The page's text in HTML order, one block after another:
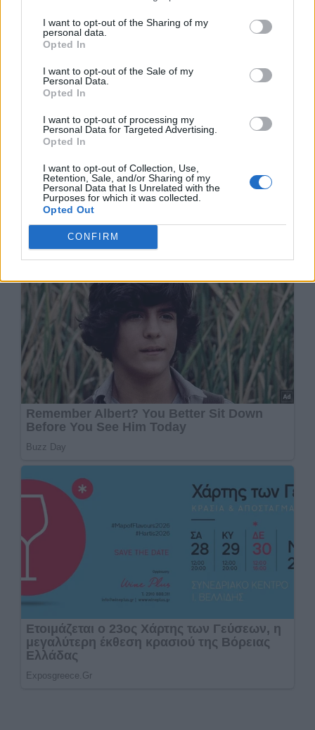
I want to opt-out of the Sharing of my
personal data.
Opted In
I want to opt-out of the Sale of my
Personal Data.
Opted In
I want to opt-out of processing my
Personal Data for Targeted Advertising.
Opted In
I want to opt-out of Collection, Use,
Retention, Sale, and/or Sharing of my
Personal Data that Is Unrelated with the
Purposes for which it was collected.
Opted Out
CONFIRM